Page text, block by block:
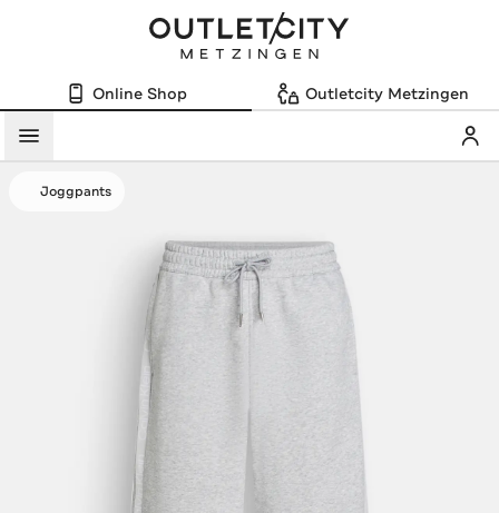
Online Shop Outletcity Metzingen
Menü
Joggpants